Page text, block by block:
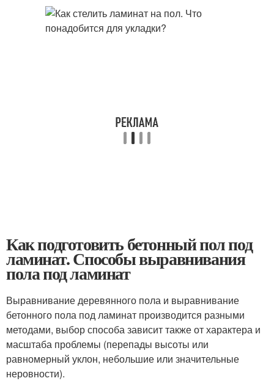
Как подготовить бетонный пол под
ламинат. Способы выравнивания
пола под ламинат
Выравнивание деревянного пола и выравнивание
бетонного пола под ламинат производится разными
методами, выбор способа зависит также от характера и
масштаба проблемы (перепады высоты или
равномерный уклон, небольшие или значительные
неровности).